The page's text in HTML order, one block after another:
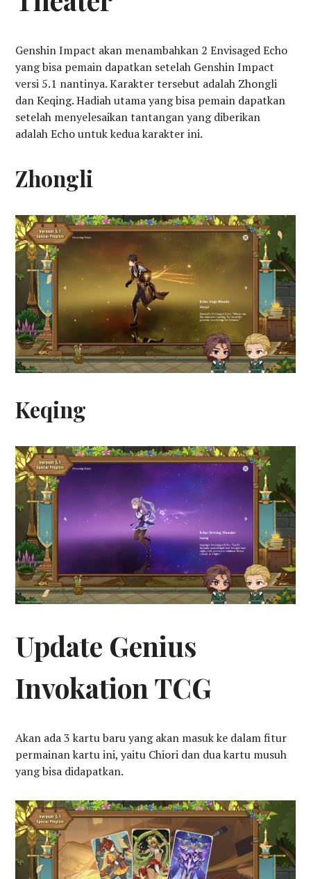
Genshin Impact akan menambahkan 2 Envisaged Echo
yang bisa pemain dapatkan setelah Genshin Impact
versi 5.1 nantinya. Karakter tersebut adalah Zhongli
dan Keqing. Hadiah utama yang bisa pemain dapatkan
setelah menyelesaikan tantangan yang diberikan
adalah Echo untuk kedua karakter ini.
Zhongli
Keqing
Update Genius
Invokation TCG
Akan ada 3 kartu baru yang akan masuk ke dalam fitur
permainan kartu ini, yaitu Chiori dan dua kartu musuh
yang bisa didapatkan.